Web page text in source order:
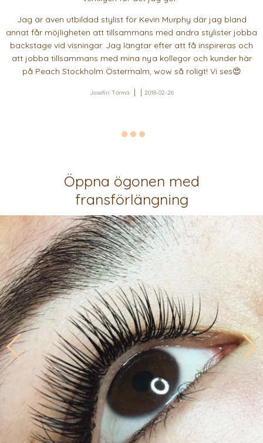
Jag är även utbildad stylist för Kevin Murphy där jag bland
annat får möjligheten att tillsammans med andra stylister jobba
backstage vid visningar. Jag längtar efter att få inspireras och
att jobba tillsammans med mina nya kollegor och kunder här
på Peach Stockholm Östermalm, wow så roligt! Vi ses😍
Josefin Törmä 2018-02-26
Öppna ögonen med
fransförlängning